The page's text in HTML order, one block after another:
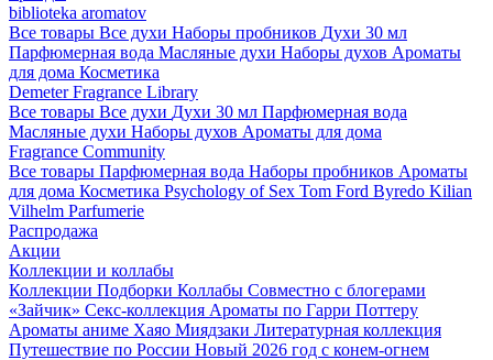
biblioteka aromatov
Все товары Все духи Наборы пробников Духи 30 мл
Парфюмерная вода Масляные духи Наборы духов Ароматы
для дома Косметика
Demeter Fragrance Library
Все товары Все духи Духи 30 мл Парфюмерная вода
Масляные духи Наборы духов Ароматы для дома
Fragrance Community
Все товары Парфюмерная вода Наборы пробников Ароматы
для дома Косметика Psychology of Sex Tom Ford Byredo Kilian
Vilhelm Parfumerie
Распродажа
Акции
Коллекции и коллабы
Коллекции Подборки Коллабы Совместно с блогерами
«Зайчик» Секс-коллекция Ароматы по Гарри Поттеру
Ароматы аниме Хаяо Миядзаки Литературная коллекция
Путешествие по России Новый 2026 год с конем-огнем